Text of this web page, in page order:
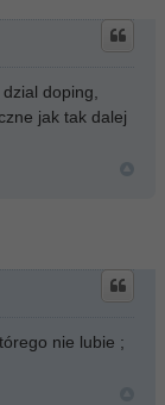
doping,
jak tak dalej
nie lubie ;